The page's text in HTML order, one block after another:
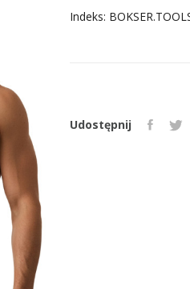
Indeks:
Udostępnij